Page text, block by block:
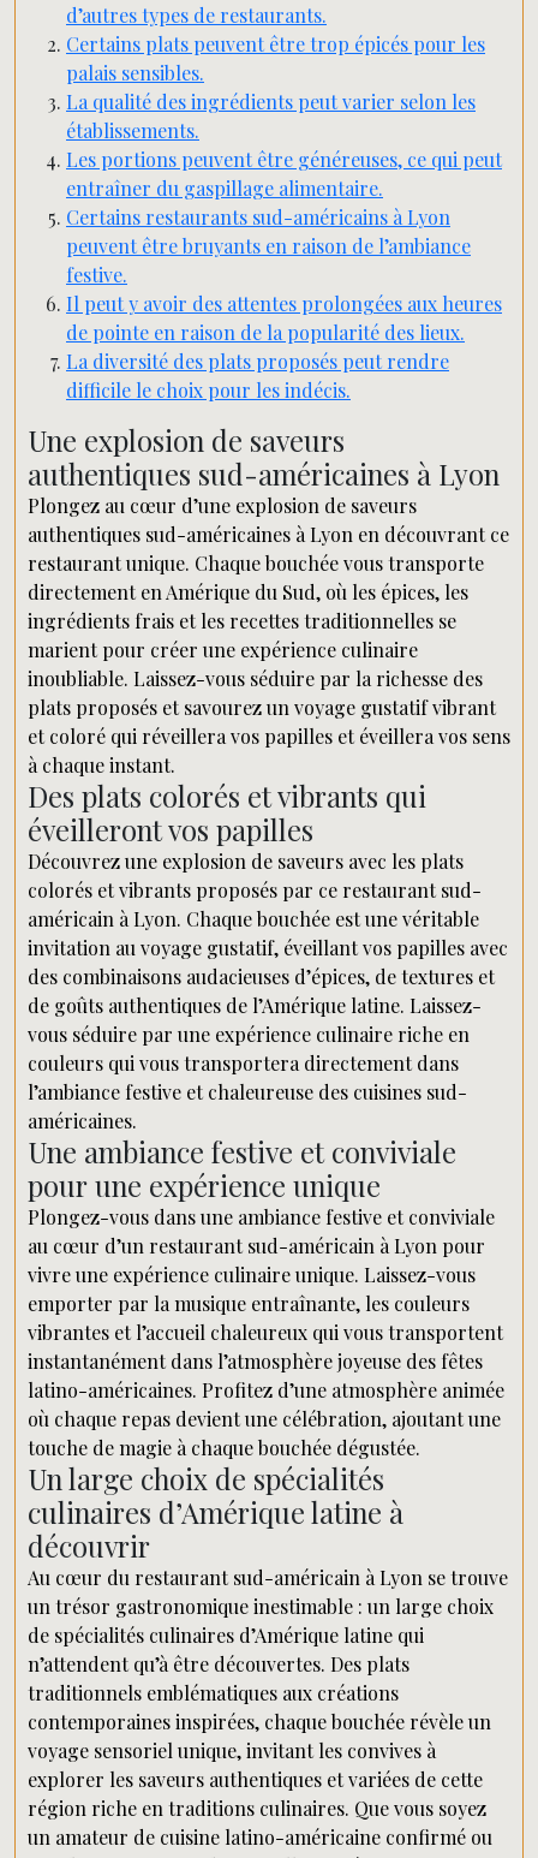
d’autres types de restaurants.
Certains plats peuvent être trop épicés pour les
palais sensibles.
La qualité des ingrédients peut varier selon les
établissements.
Les portions peuvent être généreuses, ce qui peut
entraîner du gaspillage alimentaire.
Certains restaurants sud-américains à Lyon
peuvent être bruyants en raison de l’ambiance
festive.
Il peut y avoir des attentes prolongées aux heures
de pointe en raison de la popularité des lieux.
La diversité des plats proposés peut rendre
difficile le choix pour les indécis.
Une explosion de saveurs
authentiques sud-américaines à Lyon
Plongez au cœur d’une explosion de saveurs
authentiques sud-américaines à Lyon en découvrant ce
restaurant unique. Chaque bouchée vous transporte
directement en Amérique du Sud, où les épices, les
ingrédients frais et les recettes traditionnelles se
marient pour créer une expérience culinaire
inoubliable. Laissez-vous séduire par la richesse des
plats proposés et savourez un voyage gustatif vibrant
et coloré qui réveillera vos papilles et éveillera vos sens
à chaque instant.
Des plats colorés et vibrants qui
éveilleront vos papilles
Découvrez une explosion de saveurs avec les plats
colorés et vibrants proposés par ce restaurant sud-
américain à Lyon. Chaque bouchée est une véritable
invitation au voyage gustatif, éveillant vos papilles avec
des combinaisons audacieuses d’épices, de textures et
de goûts authentiques de l’Amérique latine. Laissez-
vous séduire par une expérience culinaire riche en
couleurs qui vous transportera directement dans
l’ambiance festive et chaleureuse des cuisines sud-
américaines.
Une ambiance festive et conviviale
pour une expérience unique
Plongez-vous dans une ambiance festive et conviviale
au cœur d’un restaurant sud-américain à Lyon pour
vivre une expérience culinaire unique. Laissez-vous
emporter par la musique entraînante, les couleurs
vibrantes et l’accueil chaleureux qui vous transportent
instantanément dans l’atmosphère joyeuse des fêtes
latino-américaines. Profitez d’une atmosphère animée
où chaque repas devient une célébration, ajoutant une
touche de magie à chaque bouchée dégustée.
Un large choix de spécialités
culinaires d’Amérique latine à
découvrir
Au cœur du restaurant sud-américain à Lyon se trouve
un trésor gastronomique inestimable : un large choix
de spécialités culinaires d’Amérique latine qui
n’attendent qu’à être découvertes. Des plats
traditionnels emblématiques aux créations
contemporaines inspirées, chaque bouchée révèle un
voyage sensoriel unique, invitant les convives à
explorer les saveurs authentiques et variées de cette
région riche en traditions culinaires. Que vous soyez
un amateur de cuisine latino-américaine confirmé ou